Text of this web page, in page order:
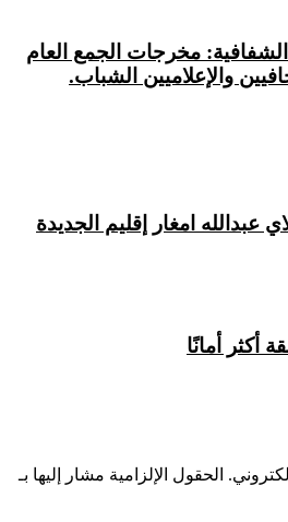
مخرجات الجمع العام
والإعلاميين الشباب.
امغار إقليم الجديدة
أكثر أمانًا
الحقول الإلزامية مشار إليها بـ